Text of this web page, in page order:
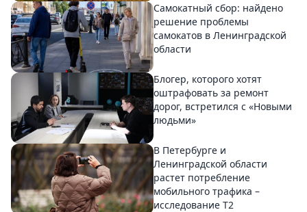
Самокатный сбор: найдено
решение проблемы
самокатов в Ленинградской
области
Блогер, которого хотят
оштрафовать за ремонт
дорог, встретился с «Новыми
людьми»
В Петербурге и
Ленинградской области
растет потребление
мобильного трафика –
исследование T2